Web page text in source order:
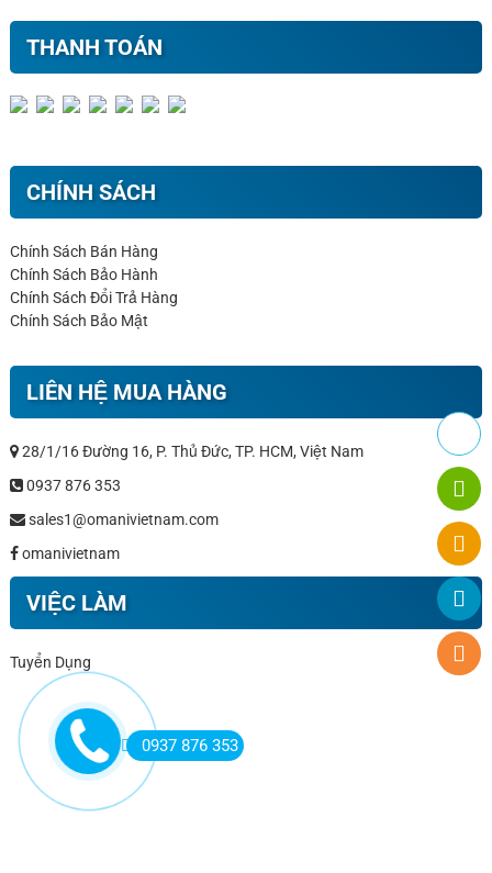
THANH TOÁN
CHÍNH SÁCH
Chính Sách Bán Hàng
Chính Sách Bảo Hành
Chính Sách Đổi Trả Hàng
Chính Sách Bảo Mật
LIÊN HỆ MUA HÀNG
28/1/16 Đường 16, P. Thủ Đức, TP. HCM, Việt Nam
0937 876 353
sales1@omanivietnam.com
omanivietnam
VIỆC LÀM
Tuyển Dụng
0937 876 353